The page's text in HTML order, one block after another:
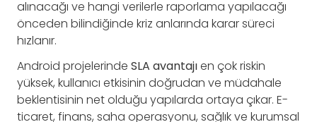
alınacağı ve hangi verilerle raporlama yapılacağı
önceden bilindiğinde kriz anlarında karar süreci
hızlanır.
Android projelerinde SLA avantajıen çok riskin
yüksek, kullanıcı etkisinin doğrudan ve müdahale
beklentisinin net olduğu yapılarda ortaya çıkar. E-
ticaret, finans, saha operasyonu, sağlık ve kurumsal